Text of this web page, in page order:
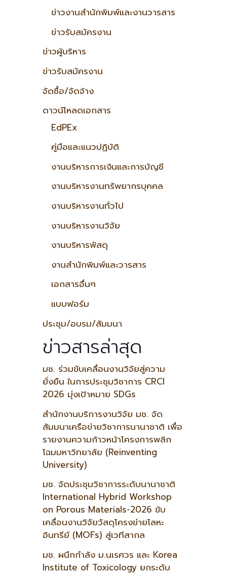
ข่าวงานสำนักพิมพ์และงานวารสาร
ข่าวรับสมัครงาน
ข่าวผู้บริหาร
ข่าวรับสมัครงาน
จัดซื้อ/จัดจ้าง
ดาวน์โหลดเอกสาร
EdPEx
คู่มือและแนวปฏิบัติ
งานบริหารการเงินและการบัญชี
งานบริหารงานทรัพยากรบุคคล
งานบริหารงานทั่วไป
งานบริหารงานวิจัย
งานบริหารพัสดุ
งานสำนักพิมพ์และวารสาร
เอกสารอื่นๆ
แบบฟอร์ม
ประชุม/อบรม/สัมมนา
ข่าวสารล่าสุด
มช. ร่วมขับเคลื่อนงานวิจัยสู่ความ
ยั่งยืน ในการประชุมวิชาการ CRCI
2026 มุ่งเป้าหมาย SDGs
สำนักงานบริการงานวิจัย มช. จัด
สัมมนาเครือข่ายวิชาการนานาชาติ เพื่อ
รายงานความก้าวหน้าโครงการพลิก
โฉมมหาวิทยาลัย (Reinventing
University)
มช. จัดประชุมวิชาการระดับนานาชาติ
International Hybrid Workshop
on Porous Materials-2026 ขับ
เคลื่อนงานวิจัยวัสดุโครงข่ายโลหะ
อินทรีย์ (MOFs) สู่เวทีสากล
มช. ผนึกกำลัง ม.นเรศวร และ Korea
Institute of Toxicology ยกระดับ